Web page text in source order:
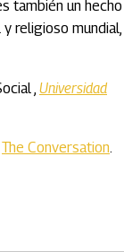
también un hecho
religioso mundial,
, Universidad
The Conversation.